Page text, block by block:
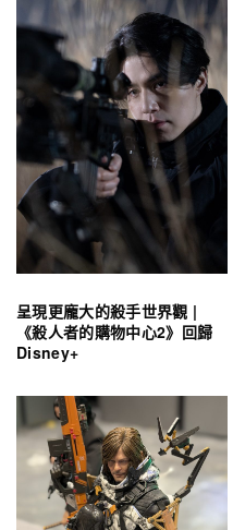
呈現更龐大的殺手世界觀 |
《殺人者的購物中心2》回歸
Disney+